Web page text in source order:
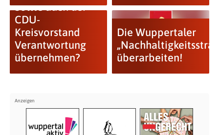
Sollte auch der
CDU-
Kreisvorstand
Verantwortung
übernehmen?
Die Wuppertaler
überarbeiten!